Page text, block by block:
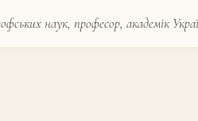
наук, професор, академік